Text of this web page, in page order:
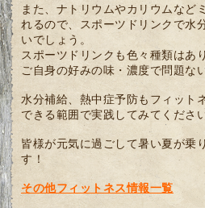
また、ナトリウムやカリウムなど
れるので、スポーツドリンクで水
いでしょう。
スポーツドリンクも色々種類はあ
ご自身の好みの味・濃度で問題な
水分補給、熱中症予防もフィット
できる範囲で実践してみてください
皆様が元気に過ごして暑い夏が乗
す！
その他フィットネス情報一覧